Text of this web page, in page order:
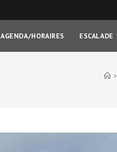
AGENDA/HORAIRES ESCALADE
>